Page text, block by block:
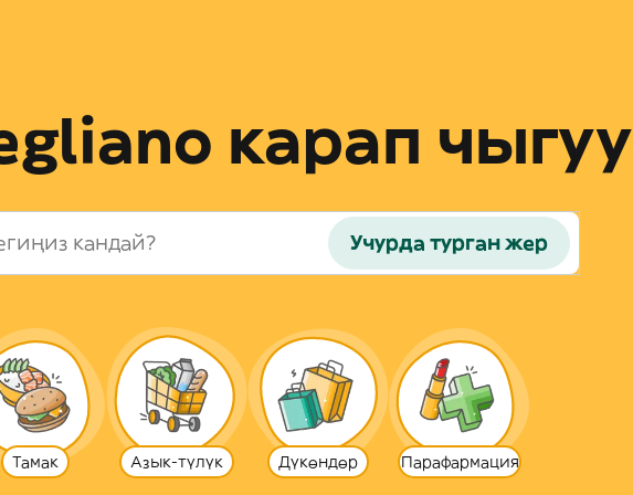
карап чыгуу
Учурда турган жер
Тамак Азык-түлүк Дүкөндөр Парафармация